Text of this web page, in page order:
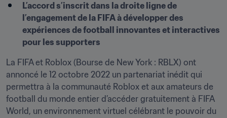
L’accord s’inscrit dans la droite ligne de
l’engagement de la FIFA à développer des
expériences de football innovantes et interactives
pour les supporters
La FIFA et Roblox (Bourse de New York : RBLX) ont
annoncé le 12 octobre 2022 un partenariat inédit qui
permettra à la communauté Roblox et aux amateurs de
football du monde entier d’accéder gratuitement à FIFA
World, un environnement virtuel célébrant le pouvoir du